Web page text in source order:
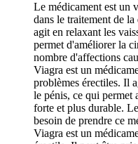
Le médicament est un
dans le traitement de
agit en relaxant les
permet d'améliorer la
nombre d'affections
Viagra est un
problèmes érectiles. Il
le pénis, ce qui permet
forte et plus durable.
besoin de prendre ce
Viagra est un